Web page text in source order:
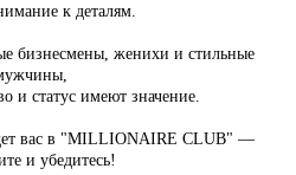
к деталям.
бизнесмены, женихи и стильные
и статус имеют значение.
вас в "MILLIONAIRE CLUB" —
и убедитесь!